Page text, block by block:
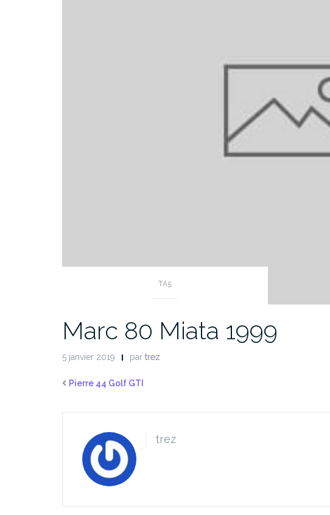
TA5
Marc 80 Miata 1999
5 janvier 2019 par trez
Pierre 44 Golf GTI
trez